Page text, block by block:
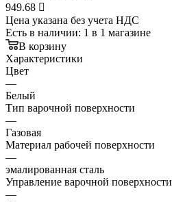
949.68 
Цена указана без учета НДС
Есть в наличии: 1 в 1 магазине
В корзину
Характеристики
Цвет
—
Белый
Тип варочной поверхности
—
Газовая
Материал рабочей поверхности
—
эмалированная сталь
Управление варочной поверхности
—